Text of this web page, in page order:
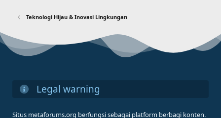
Teknologi Hijau & Inovasi Lingkungan
Legal warning
Situs metaforums.org berfungsi sebagai platform berbagi konten.